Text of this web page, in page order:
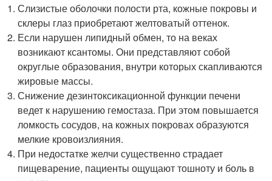
Слизистые оболочки полости рта, кожные покровы и
склеры глаз приобретают желтоватый оттенок.
Если нарушен липидный обмен, то на веках
возникают ксантомы. Они представляют собой
округлые образования, внутри которых скапливаются
жировые массы.
Снижение дезинтоксикационной функции печени
ведет к нарушению гемостаза. При этом повышается
ломкость сосудов, на кожных покровах образуются
мелкие кровоизлияния.
При недостатке желчи существенно страдает
пищеварение, пациенты ощущают тошноту и боль в